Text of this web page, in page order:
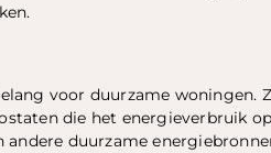
voor duurzame woningen.
die het energieverbruik
duurzame